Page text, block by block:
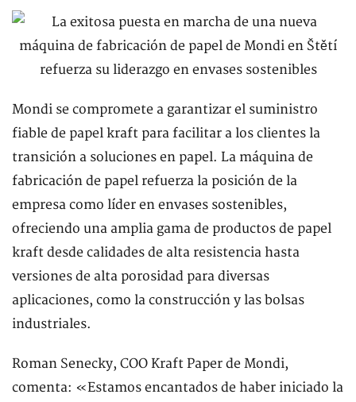
Mondi se compromete a garantizar el suministro
fiable de papel kraft para facilitar a los clientes la
transición a soluciones en papel. La máquina de
fabricación de papel refuerza la posición de la
empresa como líder en envases sostenibles,
ofreciendo una amplia gama de productos de papel
kraft desde calidades de alta resistencia hasta
versiones de alta porosidad para diversas
aplicaciones, como la construcción y las bolsas
industriales.
Roman Senecky, COO Kraft Paper de Mondi,
comenta: «Estamos encantados de haber iniciado la